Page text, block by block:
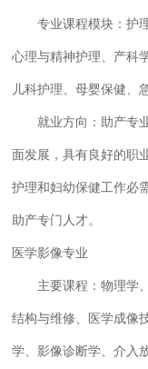
专业课程模块：护
心理与精神护理、产科
儿科护理、母婴保健、
就业方向：助产专
面发展，具有良好的职
护理和妇幼保健工作必
助产专门人才。
医学影像专业
主要课程：物理学
结构与维修、医学成像
学、影像诊断学、介入